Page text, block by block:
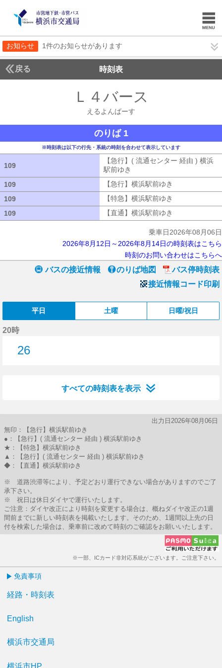
お知らせ 1件のお知らせがあります
戻る 時刻表
Ｌ４バース
えるよんばーす
のりば 1
※時刻表は以下の行先・系統の時刻を合わせて表示しています
109
【急行】( 流通センター 経由 ) 横浜
駅前ゆき
109
【急行】横浜駅前ゆき
109
【特急】横浜駅前ゆき
109
【直通】横浜駅前ゆき
乗車日2026年08月06日
2026年8月12日～2026年8月14日の時刻表はこちら
時刻のお問い合わせはこちらへ
バスの接近情報 のりば地図
バス停時刻表
接近情報コード印刷
平日 土曜 日曜/祝日
20時
26
すべての時刻表を表示
出力日2026年08月06日
無印：【急行】横浜駅前ゆき
●：【急行】( 流通センター 経由 ) 横浜駅前ゆき
★：【特急】横浜駅前ゆき
▲：【急行】( 流通センター 経由 ) 横浜駅前ゆき
◆：【直通】横浜駅前ゆき
※ 道路渋滞等により、予定どおり運行できない場合がありますのでご了
承下さい。
※ 祝日は休日ダイヤで運行いたします。
ご注意：ダイヤ改正により時刻を変更する場合は、概ねダイヤ改正の1週
間前までに新しい時刻表を掲載いたします。そのため、1週間以上先の日
付を検索した場合は、乗車前に改めて時刻のご確認をお願いいたします。
※一部、ICカード非対応系統がございます。ご注意下さい。
免責事項
経路・時刻表
English
横浜市交通局
横浜市HP